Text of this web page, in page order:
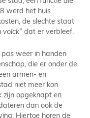
werd het huis
de slechte staat
volck”dat er verbleef.
weer in handen
die er onder de
armen- en
niet meer kon
zijn opgeknapt en
dan ook de
Hiertoe horen de